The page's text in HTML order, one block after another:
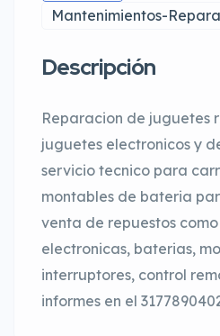
Mantenimientos-
Descripción
Reparacion de juguetes
juguetes electronicos y
servicio tecnico para
montables de bateria
venta de repuestos
electronicas, baterias,
interruptores, control
informes en el